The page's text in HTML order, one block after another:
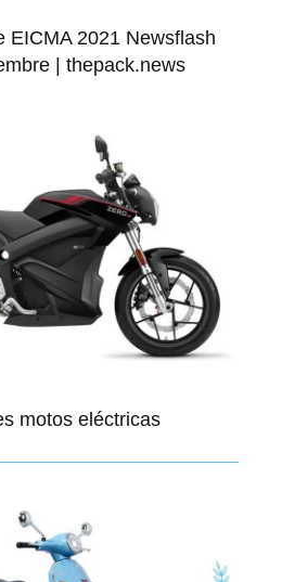
EICMA 2021 Newsflash
| thepack.news
motos eléctricas